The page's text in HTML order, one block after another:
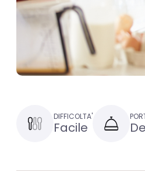
DIFFICOLTA'
Facile